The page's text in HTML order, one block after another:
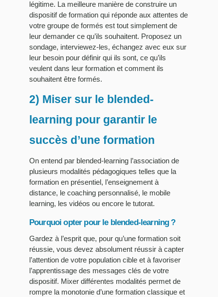
légitime. La meilleure manière de construire un
dispositif de formation qui réponde aux attentes de
votre groupe de formés est tout simplement de
leur demander ce qu’ils souhaitent. Proposez un
sondage, interviewez-les, échangez avec eux sur
leur besoin pour définir qui ils sont, ce qu’ils
veulent dans leur formation et comment ils
souhaitent être formés.
2) Miser sur le blended-
learning pour garantir le
succès d’une formation
On entend par blended-learning l’association de
plusieurs modalités pédagogiques telles que la
formation en présentiel, l’enseignement à
distance, le coaching personnalisé, le mobile
learning, les vidéos ou encore le tutorat.
Pourquoi opter pour le blended-learning ?
Gardez à l’esprit que, pour qu’une formation soit
réussie, vous devez absolument réussir à capter
l’attention de votre population cible et à favoriser
l’apprentissage des messages clés de votre
dispositif. Mixer différentes modalités permet de
rompre la monotonie d’une formation classique et